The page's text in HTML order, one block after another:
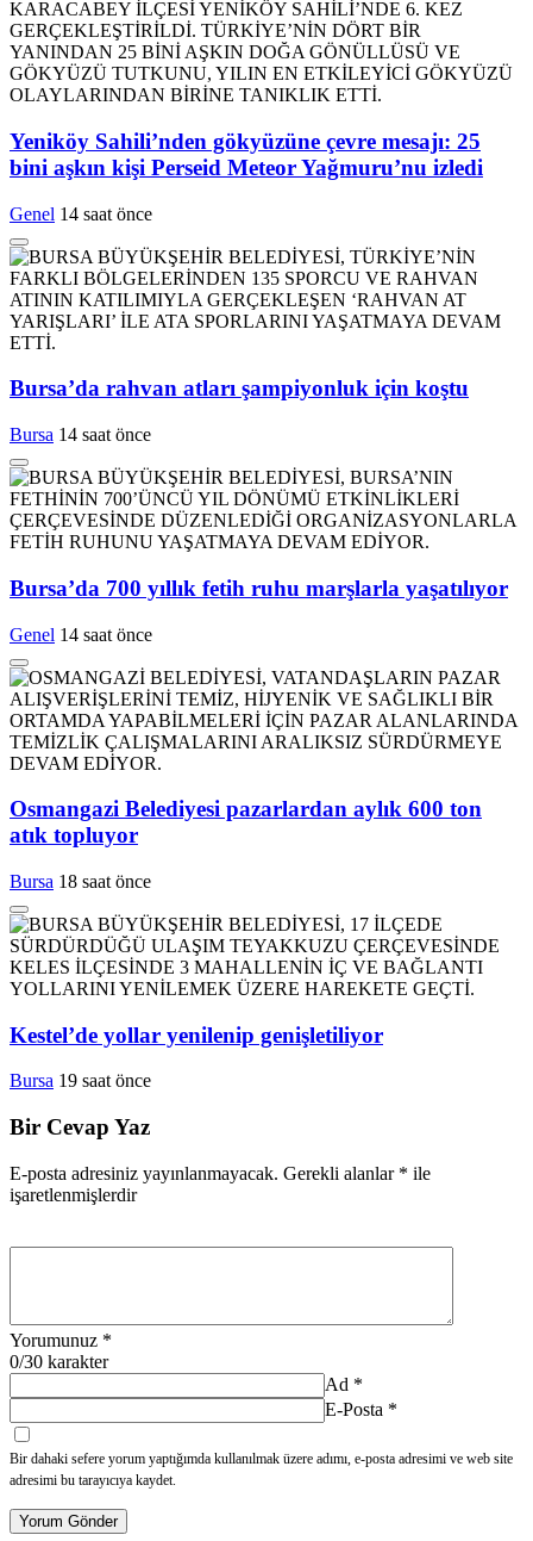
Yeniköy Sahili’nden gökyüzüne çevre mesajı: 25
bini aşkın kişi Perseid Meteor Yağmuru’nu izledi
Genel 14 saat önce
Bursa’da rahvan atları şampiyonluk için koştu
Bursa 14 saat önce
Bursa’da 700 yıllık fetih ruhu marşlarla yaşatılıyor
Genel 14 saat önce
Osmangazi Belediyesi pazarlardan aylık 600 ton
atık topluyor
Bursa 18 saat önce
Kestel’de yollar yenilenip genişletiliyor
Bursa 19 saat önce
Bir Cevap Yaz
E-posta adresiniz yayınlanmayacak. Gerekli alanlar * ile
işaretlenmişlerdir
Yorumunuz *
0/30 karakter
Ad *
E-Posta *
Bir dahaki sefere yorum yaptığımda kullanılmak üzere adımı, e-posta adresimi ve web site
adresimi bu tarayıcıya kaydet.
Yorum Gönder